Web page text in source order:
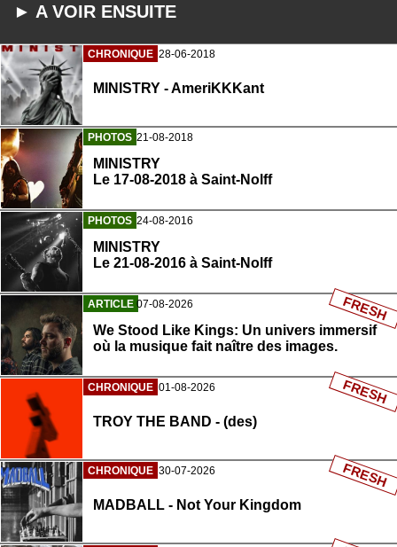
► A VOIR ENSUITE
CHRONIQUE 28-06-2018
MINISTRY - AmeriKKKant
PHOTOS 21-08-2018
MINISTRY
Le 17-08-2018 à Saint-Nolff
PHOTOS 24-08-2016
MINISTRY
Le 21-08-2016 à Saint-Nolff
ARTICLE 07-08-2026
We Stood Like Kings: Un univers immersif
où la musique fait naître des images.
FRESH
CHRONIQUE 01-08-2026
TROY THE BAND - (des)
FRESH
CHRONIQUE 30-07-2026
MADBALL - Not Your Kingdom
FRESH